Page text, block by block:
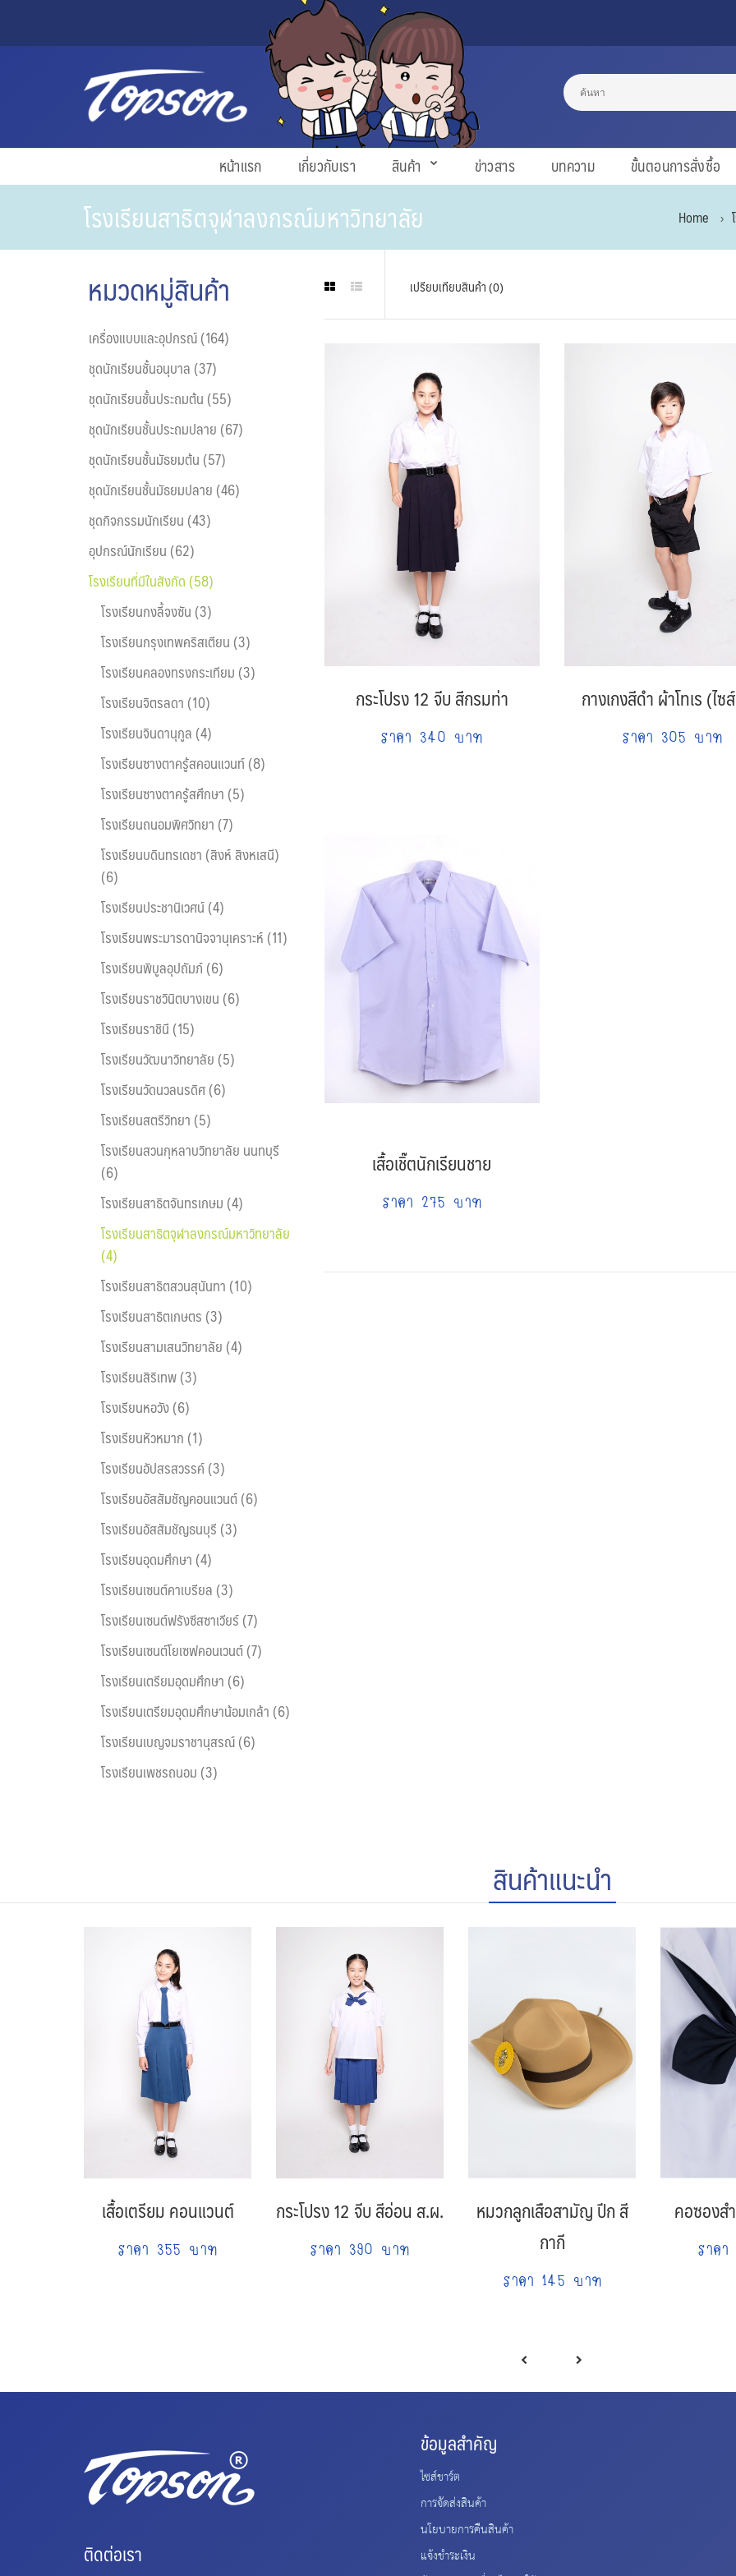
หน้าแรก เกี่ยวกับเรา สินค้า ข่าวสาร บทความ ขั้นตอนการสั่งซื้อ
โรงเรียนสาธิตจุฬาลงกรณ์มหาวิทยาลัย Home
หมวดหมู่สินค้า
เครื่องแบบและอุปกรณ์ (164)
ชุดนักเรียนชั้นอนุบาล (37)
ชุดนักเรียนชั้นประถมต้น (55)
ชุดนักเรียนชั้นประถมปลาย (67)
ชุดนักเรียนชั้นมัธยมต้น (57)
ชุดนักเรียนชั้นมัธยมปลาย (46)
ชุดกิจกรรมนักเรียน (43)
อุปกรณ์นักเรียน (62)
โรงเรียนที่มีในสังกัด (58)
โรงเรียนกงลี้จงซัน (3)
โรงเรียนกรุงเทพคริสเตียน (3)
โรงเรียนคลองทรงกระเทียม (3)
โรงเรียนจิตรลดา (10)
โรงเรียนจินดานุกูล (4)
โรงเรียนซางตาครู้สคอนแวนท์ (8)
โรงเรียนซางตาครู้สศึกษา (5)
โรงเรียนถนอมพิศวิทยา (7)
โรงเรียนบดินทรเดชา (สิงห์ สิงหเสนี)
(6)
โรงเรียนประชานิเวศน์ (4)
โรงเรียนพระมารดานิจจานุเคราะห์ (11)
โรงเรียนพิบูลอุปถัมภ์ (6)
โรงเรียนราชวินิตบางเขน (6)
โรงเรียนราชินี (15)
โรงเรียนวัฒนาวิทยาลัย (5)
โรงเรียนวัดนวลนรดิศ (6)
โรงเรียนสตรีวิทยา (5)
โรงเรียนสวนกุหลาบวิทยาลัย นนทบุรี
(6)
โรงเรียนสาธิตจันทรเกษม (4)
โรงเรียนสาธิตจุฬาลงกรณ์มหาวิทยาลัย
(4)
โรงเรียนสาธิตสวนสุนันทา (10)
โรงเรียนสาธิตเกษตร (3)
โรงเรียนสามเสนวิทยาลัย (4)
โรงเรียนสิริเทพ (3)
โรงเรียนหอวัง (6)
โรงเรียนหัวหมาก (1)
โรงเรียนอัปสรสวรรค์ (3)
โรงเรียนอัสสัมชัญคอนแวนต์ (6)
โรงเรียนอัสสัมชัญธนบุรี (3)
โรงเรียนอุดมศึกษา (4)
โรงเรียนเซนต์คาเบรียล (3)
โรงเรียนเซนต์ฟรังซีสซาเวียร์ (7)
โรงเรียนเซนต์โยเซฟคอนเวนต์ (7)
โรงเรียนเตรียมอุดมศึกษา (6)
โรงเรียนเตรียมอุดมศึกษาน้อมเกล้า (6)
โรงเรียนเบญจมราชานุสรณ์ (6)
โรงเรียนเพชรถนอม (3)
เปรียบเทียบสินค้า (0)
กระโปรง 12 จีบ สีกรมท่า
ราคา 340 บาท
กางเกงสีดำ ผ้าโทเร (ไซ
ราคา 305 บาท
เสื้อเชิ๊ตนักเรียนชาย
ราคา 275 บาท
สินค้าแนะนำ
เสื้อเตรียม คอนแวนต์
ราคา 355 บาท
กระโปรง 12 จีบ สีอ่อน ส.ผ.
ราคา 390 บาท
หมวกลูกเสือสามัญ ปีก สี
กากี
ราคา 145 บาท
คอซองส
ราค
ติดต่อเรา
ข้อมูลสำคัญ
ไซส์ชาร์ต
การจัดส่งสินค้า
นโยบายการคืนสินค้า
แจ้งชำระเงิน